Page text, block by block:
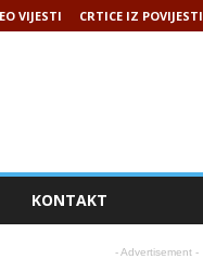
VIJESTI CRTICE IZ POVIJESTI
KONTAKT
- Advertisement -